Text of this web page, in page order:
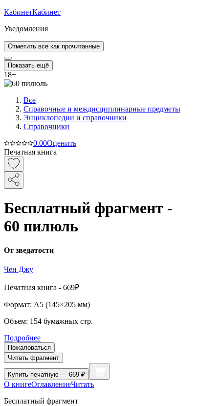
КабинетКабинет
Уведомления
Отметить все как прочитанные
Показать ещё
18+
Все
Справочные и междисциплинарные предметы
Энциклопедии и справочники
Справочники
0.00Оценить
Печатная книга
Бесплатный фрагмент -
60 пилюль
От зведатости
Чен Джу
Печатная книга - 669₽
Формат: A5 (145×205 мм)
Объем: 154 бумажных стр.
Подробнее
Пожаловаться
Читать фрагмент
Купить печатную — 669 ₽
О книгеОглавлениеЧитать
Бесплатный фрагмент